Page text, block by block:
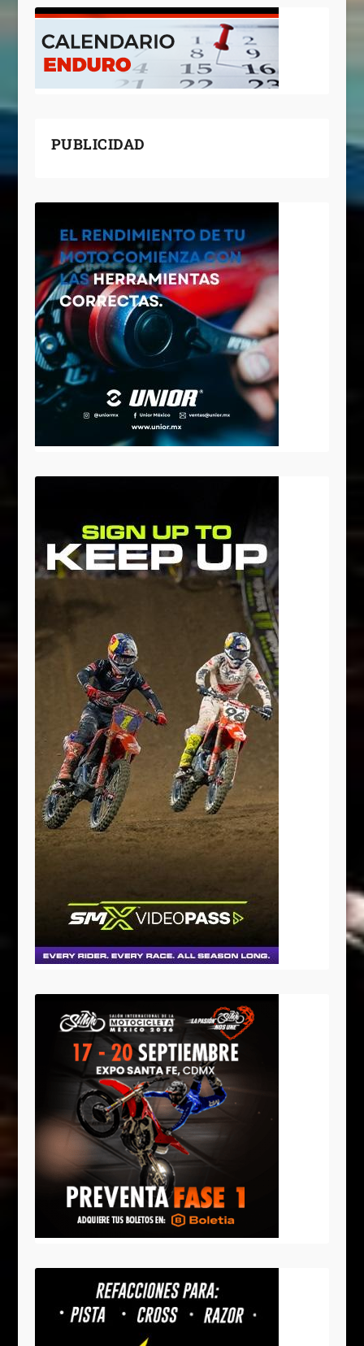
PUBLICIDAD